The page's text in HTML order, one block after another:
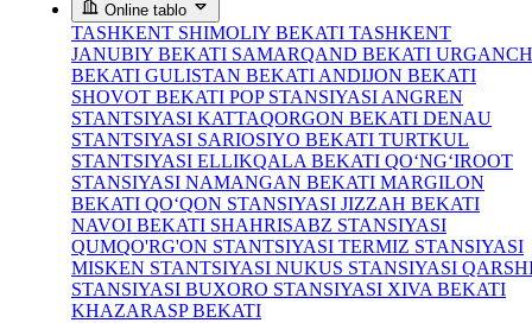
Online tablo
TASHKENT SHIMOLIY BEKATI TASHKENT
JANUBIY BEKATI SAMARQAND BEKATI URGANCH
BEKATI GULISTAN BEKATI ANDIJON BEKATI
SHOVOT BEKATI POP STANSIYASI ANGREN
STANTSIYASI KATTAQORGON BEKATI DENAU
STANTSIYASI SARIOSIYO BEKATI TURTKUL
STANTSIYASI ELLIKQALA BEKATI QO‘NG‘IROOT
STANSIYASI NAMANGAN BEKATI MARGILON
BEKATI QO‘QON STANSIYASI JIZZAH BEKATI
NAVOI BEKATI SHAHRISABZ STANSIYASI
QUMQO'RG'ON STANTSIYASI TERMIZ STANSIYASI
MISKEN STANTSIYASI NUKUS STANSIYASI
STANSIYASI BUXORO STANSIYASI XIVA BEKATI
KHAZARASP BEKATI